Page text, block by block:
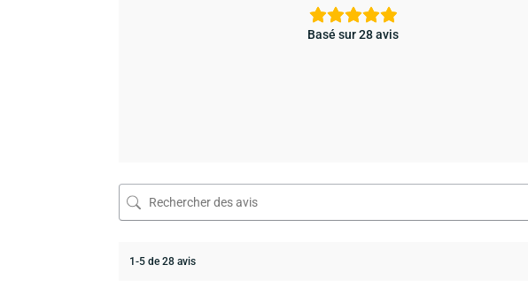
Basé sur 28 avis
1-5 de 28 avis